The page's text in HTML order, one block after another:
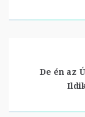
De én az